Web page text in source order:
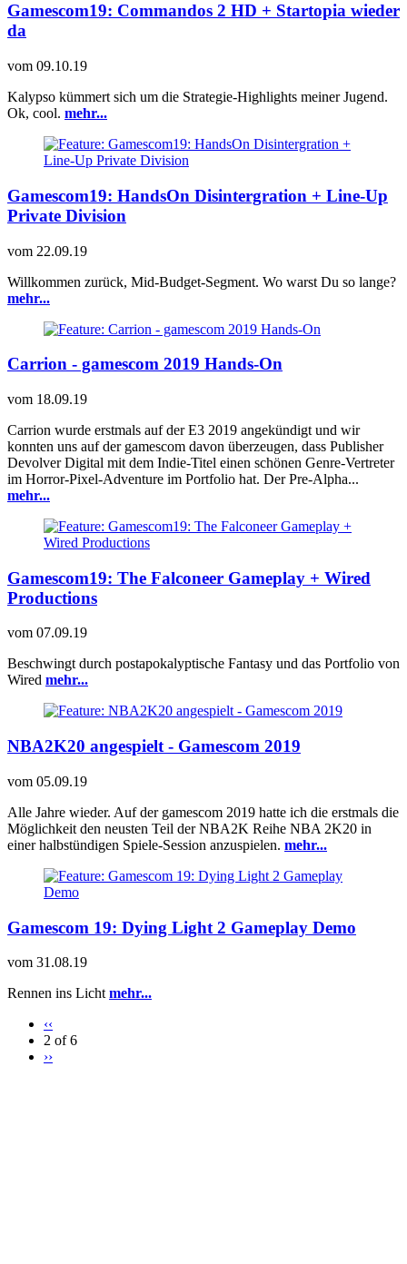
Gamescom19: Commandos 2 HD + Startopia wieder
da
vom 09.10.19
Kalypso kümmert sich um die Strategie-Highlights meiner Jugend.
Ok, cool. mehr...
Gamescom19: HandsOn Disintergration + Line-Up
Private Division
vom 22.09.19
Willkommen zurück, Mid-Budget-Segment. Wo warst Du so lange?
mehr...
Carrion - gamescom 2019 Hands-On
vom 18.09.19
Carrion wurde erstmals auf der E3 2019 angekündigt und wir
konnten uns auf der gamescom davon überzeugen, dass Publisher
Devolver Digital mit dem Indie-Titel einen schönen Genre-Vertreter
im Horror-Pixel-Adventure im Portfolio hat. Der Pre-Alpha...
mehr...
Gamescom19: The Falconeer Gameplay + Wired
Productions
vom 07.09.19
Beschwingt durch postapokalyptische Fantasy und das Portfolio von
Wired mehr...
NBA2K20 angespielt - Gamescom 2019
vom 05.09.19
Alle Jahre wieder. Auf der gamescom 2019 hatte ich die erstmals die
Möglichkeit den neusten Teil der NBA2K Reihe NBA 2K20 in
einer halbstündigen Spiele-Session anzuspielen. mehr...
Gamescom 19: Dying Light 2 Gameplay Demo
vom 31.08.19
Rennen ins Licht mehr...
‹‹
2 of 6
››